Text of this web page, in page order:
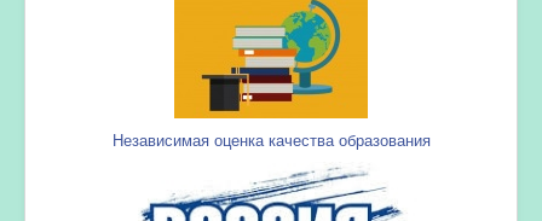
Независимая оценка качества образования